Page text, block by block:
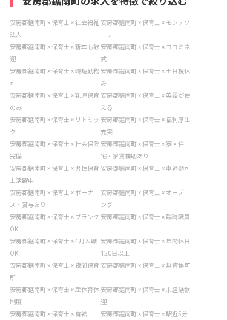
安房郡鋸南町 × 保育士 × 社会福祉
法人
安房郡鋸南町 × 保育士 × モンテソ
ーリ
安房郡鋸南町 × 保育士 × 新卒も歓
迎
安房郡鋸南町 × 保育士 × ヨコミネ
式
安房郡鋸南町 × 保育士 × 時短勤務
可
安房郡鋸南町 × 保育士 × 土日祝休
み
安房郡鋸南町 × 保育士 × 乳児保育
のみ
安房郡鋸南町 × 保育士 × 英語が使
える
安房郡鋸南町 × 保育士 × リトミッ
ク
安房郡鋸南町 × 保育士 × 福利厚生
充実
安房郡鋸南町 × 保育士 × 社会保険
完備
安房郡鋸南町 × 保育士 × 寮・住
宅・家賃補助あり
安房郡鋸南町 × 保育士 × 男性保育
士活躍中
安房郡鋸南町 × 保育士 × 車通勤可
安房郡鋸南町 × 保育士 × ボーナ
ス・賞与あり
安房郡鋸南町 × 保育士 × オープニ
ング
安房郡鋸南町 × 保育士 × ブランク
OK
安房郡鋸南町 × 保育士 × 臨時職員
安房郡鋸南町 × 保育士 × 4月入職
OK
安房郡鋸南町 × 保育士 × 年間休日
120日以上
安房郡鋸南町 × 保育士 × 夜間保育
所
安房郡鋸南町 × 保育士 × 無資格可
安房郡鋸南町 × 保育士 × 産休育休
制度
安房郡鋸南町 × 保育士 × 未経験歓
迎
安房郡鋸南町 × 保育士 × 有給
安房郡鋸南町 × 保育士 × 駅近5分